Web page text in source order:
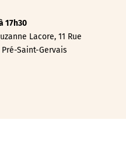
17h30
Lacore, 11 Rue
Pré-Saint-Gervais